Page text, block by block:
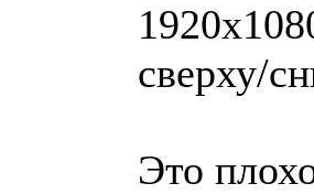
сверху/
Это